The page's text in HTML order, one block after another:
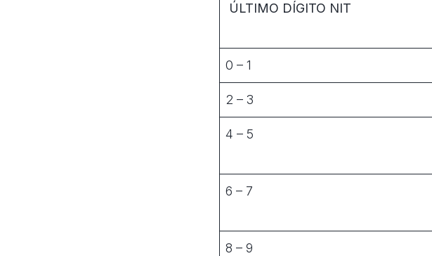
ÚLTIMO DÍGITO NIT
0 – 1
2 – 3
4 – 5
6 – 7
8 – 9